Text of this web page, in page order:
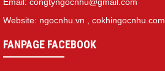
Website: ngocnhu.vn
cokhingocnhu.com
FANPAGE FACEBOOK